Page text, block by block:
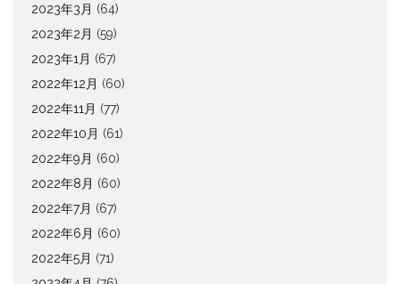
2023年3月 (64)
2023年2月 (59)
2023年1月 (67)
2022年12月 (60)
2022年11月 (77)
2022年10月 (61)
2022年9月 (60)
2022年8月 (60)
2022年7月 (67)
2022年6月 (60)
2022年5月 (71)